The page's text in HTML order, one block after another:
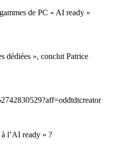
de PC « AI ready »
dédiées », conclut Patrice
l’AI ready » ?